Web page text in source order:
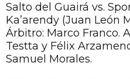
Salto del Guairá vs.
Ka’arendy (Juan León
Árbitro: Marco Franco.
Testta y Félix
Samuel Morales.